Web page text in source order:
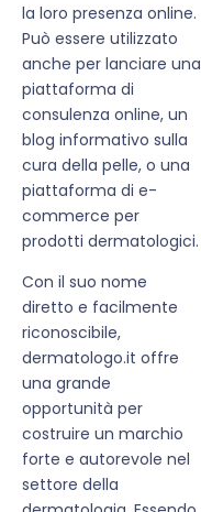
la loro presenza online.
Può essere utilizzato
anche per lanciare una
piattaforma di
consulenza online, un
blog informativo sulla
cura della pelle, o una
piattaforma di e-
commerce per
prodotti dermatologici.
Con il suo nome
diretto e facilmente
riconoscibile,
dermatologo.it offre
una grande
opportunità per
costruire un marchio
forte e autorevole nel
settore della